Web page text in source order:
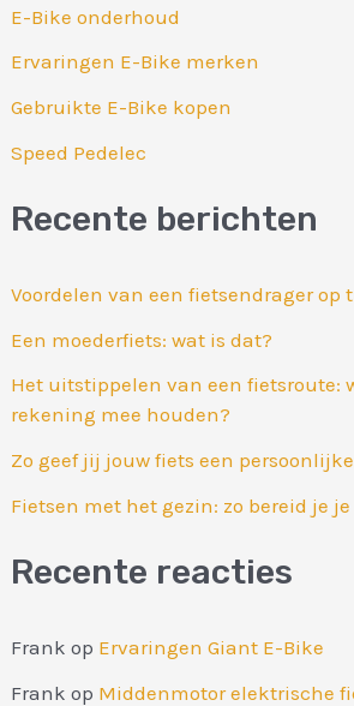
E-Bike onderhoud
Ervaringen E-Bike merken
Gebruikte E-Bike kopen
Speed Pedelec
Recente berichten
Voordelen van een fietsendrager op
Een moederfiets: wat is dat?
Het uitstippelen van een fietsroute:
rekening mee houden?
Zo geef jij jouw fiets een
Fietsen met het gezin: zo bereid je je
Recente reacties
Frank op Ervaringen Giant E-Bike
Frank op Middenmotor elektrische